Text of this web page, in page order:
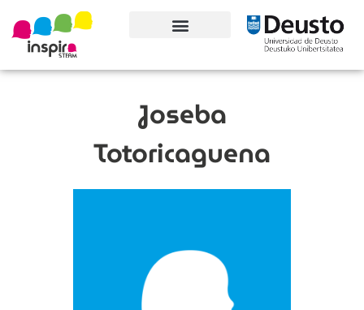
Joseba
Totoricaguena